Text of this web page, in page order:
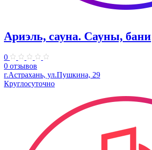
Ариэль, сауна. Сауны, бани
0
0 отзывов
г.Астрахань, ул.Пушкина, 29
Круглосуточно